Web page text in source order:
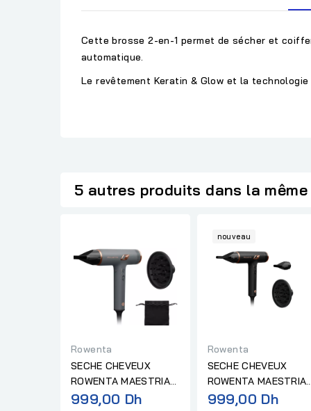
Cette brosse 2-en-1 permet de sécher et
automatique.
Lerevêtement Keratin & Glow et la
5 autres produits dans la
Rowenta
SECHE CHEVEUX
ROWENTA MAESTRIA
NANO ULTIMATE
999,00 Dh
nouveau
Rowenta
SECHE CHEVEUX
ROWENTA MAESTRIA
NANO ULTIMATE
999,00 Dh